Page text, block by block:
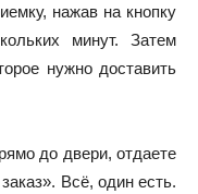
нажав на кнопку
минут. Затем
нужно доставить
до двери, отдаете
Всё, один есть.